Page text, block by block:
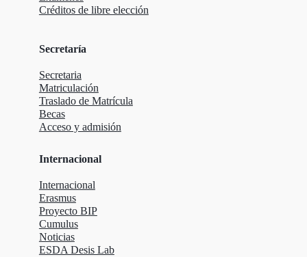
Créditos de libre elección
Secretaría
Secretaria
Matriculación
Traslado de Matrícula
Becas
Acceso y admisión
Internacional
Internacional
Erasmus
Proyecto BIP
Cumulus
Noticias
ESDA Desis Lab